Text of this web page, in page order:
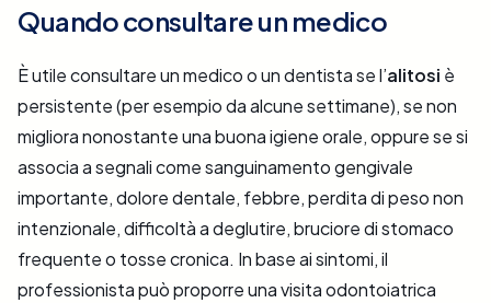
Quando consultare un medico
È utile consultare un medico o un dentista se l’alitosi è
persistente (per esempio da alcune settimane), se non
migliora nonostante una buona igiene orale, oppure se si
associa a segnali come sanguinamento gengivale
importante, dolore dentale, febbre, perdita di peso non
intenzionale, difficoltà a deglutire, bruciore di stomaco
frequente o tosse cronica. In base ai sintomi, il
professionista può proporre una visita odontoiatrica